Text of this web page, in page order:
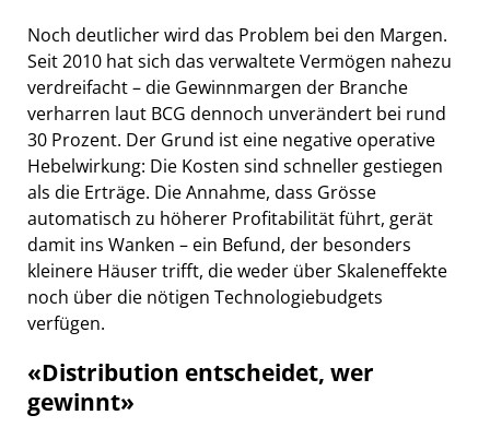
Noch deutlicher wird das Problem bei den Margen.
Seit 2010 hat sich das verwaltete Vermögen nahezu
verdreifacht – die Gewinnmargen der Branche
verharren laut BCG dennoch unverändert bei rund
30 Prozent. Der Grund ist eine negative operative
Hebelwirkung: Die Kosten sind schneller gestiegen
als die Erträge. Die Annahme, dass Grösse
automatisch zu höherer Profitabilität führt, gerät
damit ins Wanken – ein Befund, der besonders
kleinere Häuser trifft, die weder über Skaleneffekte
noch über die nötigen Technologiebudgets
verfügen.
«Distribution entscheidet, wer
gewinnt»